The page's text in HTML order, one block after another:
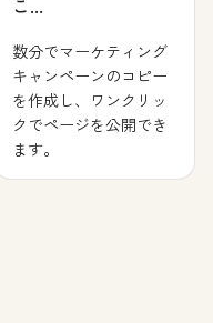
こ...
数分でマーケティング
キャンペーンのコピー
を作成し、ワンクリッ
クでページを公開でき
ます。